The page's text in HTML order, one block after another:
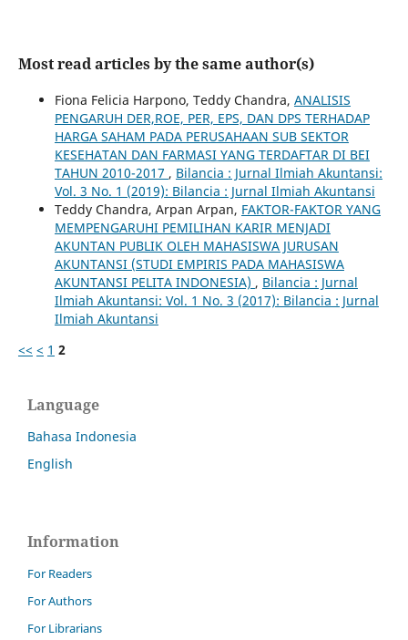
Most read articles by the same author(s)
Fiona Felicia Harpono, Teddy Chandra, ANALISIS
PENGARUH DER,ROE, PER, EPS, DAN DPS TERHADAP
HARGA SAHAM PADA PERUSAHAAN SUB SEKTOR
KESEHATAN DAN FARMASI YANG TERDAFTAR DI BEI
TAHUN 2010-2017 , Bilancia : Jurnal Ilmiah Akuntansi:
Vol. 3 No. 1 (2019): Bilancia : Jurnal Ilmiah Akuntansi
Teddy Chandra, Arpan Arpan, FAKTOR-FAKTOR YANG
MEMPENGARUHI PEMILIHAN KARIR MENJADI
AKUNTAN PUBLIK OLEH MAHASISWA JURUSAN
AKUNTANSI (STUDI EMPIRIS PADA MAHASISWA
AKUNTANSI PELITA INDONESIA) , Bilancia : Jurnal
Ilmiah Akuntansi: Vol. 1 No. 3 (2017): Bilancia : Jurnal
Ilmiah Akuntansi
<< < 1 2
Language
Bahasa Indonesia
English
Information
For Readers
For Authors
For Librarians